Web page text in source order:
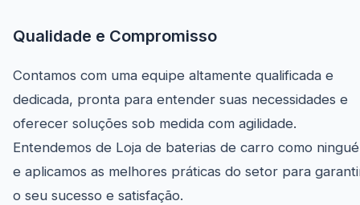
Qualidade e Compromisso
Contamos com uma equipe altamente qualificada e
dedicada, pronta para entender suas necessidades e
oferecer soluções sob medida com agilidade.
Entendemos de Loja de baterias de carro como
e aplicamos as melhores práticas do setor para
o seu sucesso e satisfação.